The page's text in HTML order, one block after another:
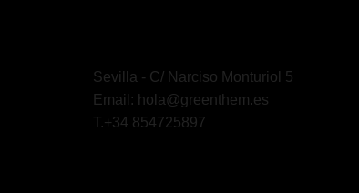
Sevilla - C/ Narciso Monturiol 5
Email: hola@greenthem.es
T.+34 854725897